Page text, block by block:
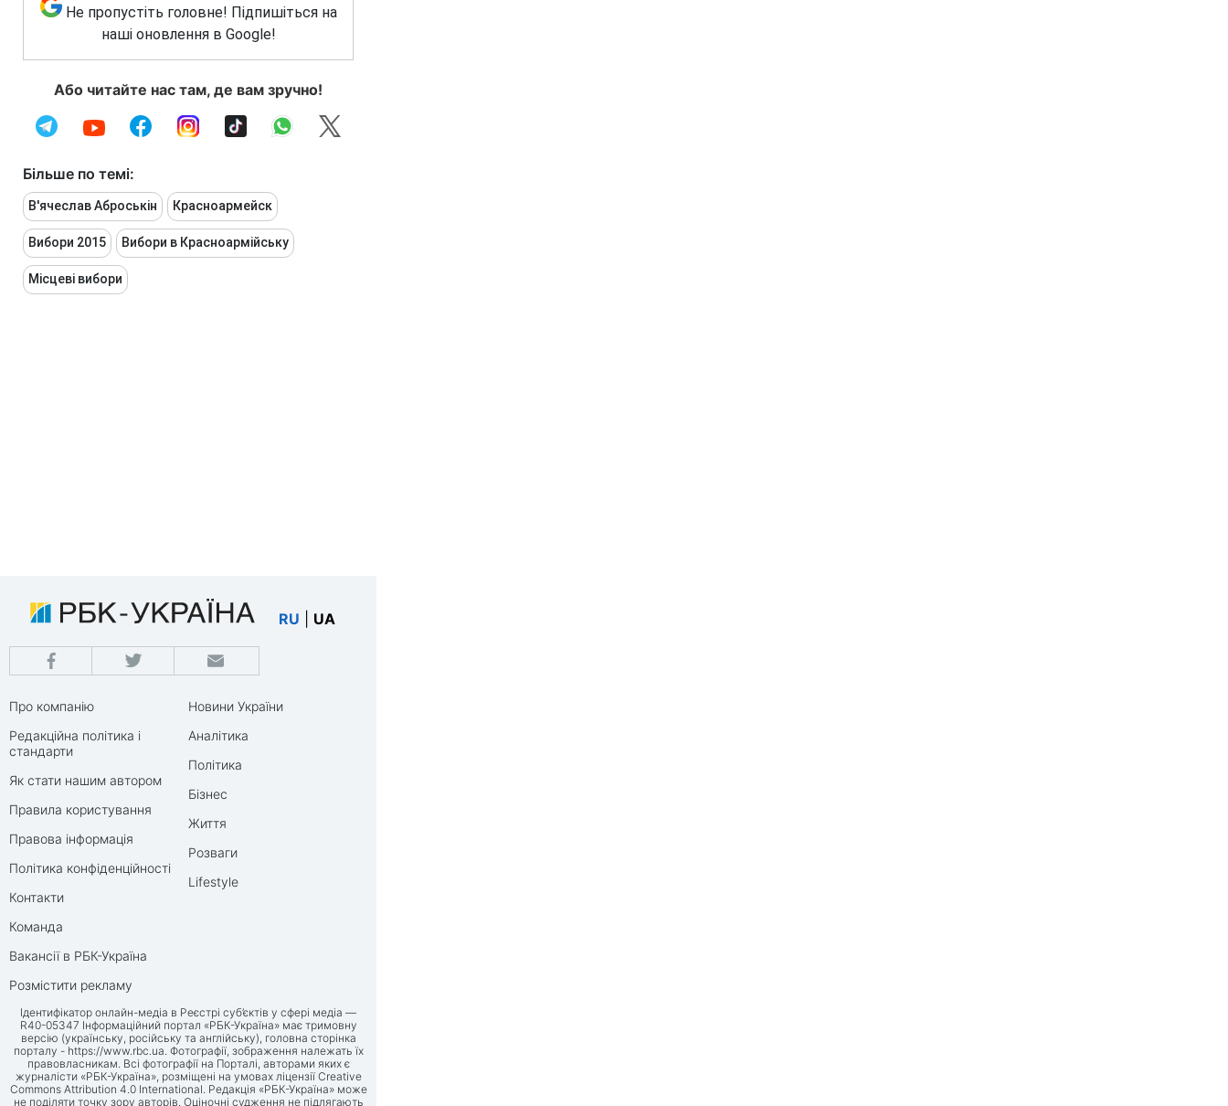
Не пропустіть головне! Підпишіться на
наші оновлення в Google!
Або читайте нас там, де вам зручно!
Більше по темі:
В'ячеслав Аброськін Красноармейск
Вибори 2015 Вибори в Красноармійську
Місцеві вибори
RU UA
Про компанію
Редакційна політика і
стандарти
Як стати нашим автором
Правила користування
Правова інформація
Політика конфіденційності
Контакти
Команда
Вакансії в РБК-Україна
Розмістити рекламу
Новини України
Аналітика
Політика
Бізнес
Життя
Розваги
Lifestyle
Ідентифікатор онлайн-медіа в Реєстрі суб’єктів у сфері медіа —
R40-05347 Інформаційний портал «РБК-Україна» має тримовну
версію (українську, російську та англійську), головна сторінка
порталу - https://www.rbc.ua. Фотографії, зображення належать їх
правовласникам. Всі фотографії на Порталі, авторами яких є
журналісти «РБК-Україна», розміщені на умовах ліцензії Creative
Commons Attribution 4.0 International. Редакція «РБК-Україна» може
не поділяти точку зору авторів. Оціночні судження не підлягають